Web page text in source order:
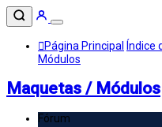
Página Principal Índice
Módulos
Maquetas / Módulos
Fórum